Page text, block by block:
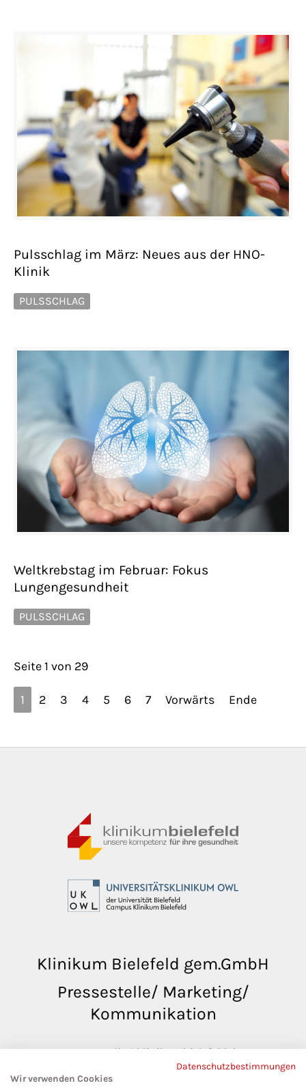
Pulsschlag im März: Neues aus der HNO-
Klinik
PULSSCHLAG
Weltkrebstag im Februar: Fokus
Lungengesundheit
PULSSCHLAG
Seite 1 von 29
1 2 3 4 5 6 7 Vorwärts Ende
Klinikum Bielefeld gem.GmbH
Pressestelle/ Marketing/
Kommunikation
pressestelle@klinikumbielefeld.de
Teutoburger Str. 50
Datenschutzbestimmungen
Wir verwenden Cookies